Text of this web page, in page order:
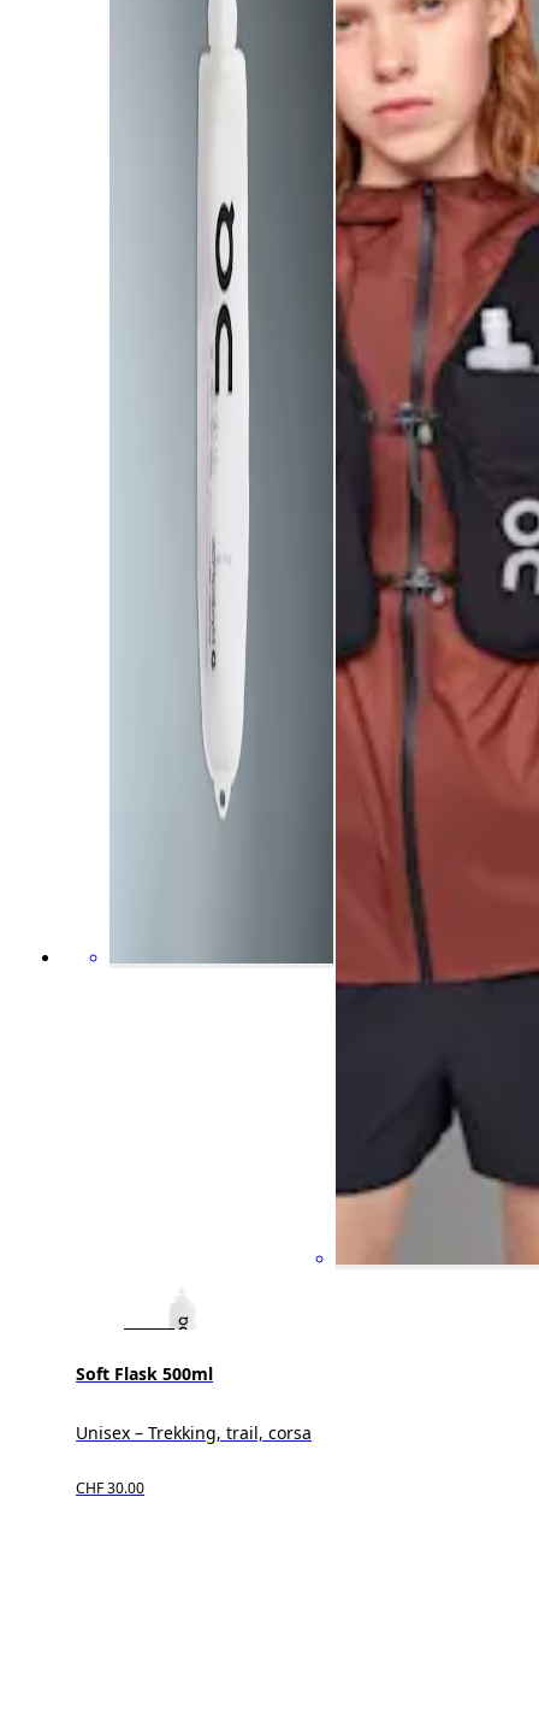
Soft Flask 500ml
Unisex – Trekking, trail, corsa
CHF 30.00